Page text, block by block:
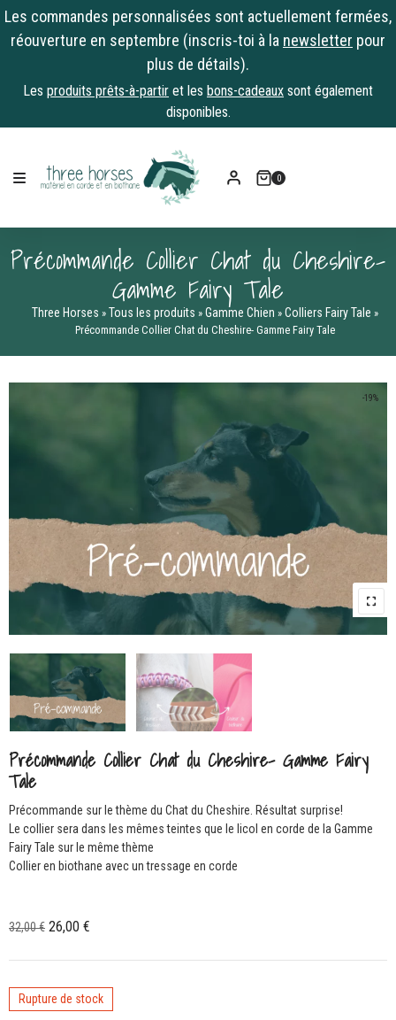
Les commandes personnalisées sont actuellement fermées,
réouverture en septembre (inscris-toi à la newsletter pour
plus de détails).
Les produits prêts-à-partir et les bons-cadeaux sont également
disponibles.
content
0
Précommande Collier Chat du Cheshire-
Gamme Fairy Tale
Three Horses » Tous les produits » Gamme Chien » Colliers Fairy Tale »
Précommande Collier Chat du Cheshire- Gamme Fairy Tale
-19%
Précommande Collier Chat du Cheshire- Gamme Fairy
Tale
Précommande sur le thème du Chat du Cheshire. Résultat surprise!
Le collier sera dans les mêmes teintes que le licol en corde de la Gamme
Fairy Tale sur le même thème
Collier en biothane avec un tressage en corde
32,00€ Le
était :
32,00 €.
26,00 €
est :
26,00 €.
Rupture de stock